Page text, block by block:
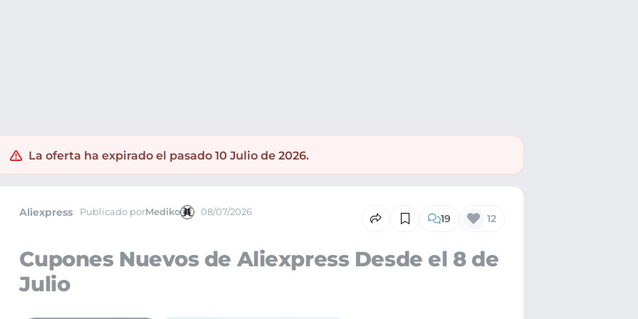
La oferta ha expirado el pasado 10 Julio de 2026.
Aliexpress Publicado porMediko 08/07/2026 19 12
Cupones Nuevos de Aliexpress Desde el 8 de
Julio